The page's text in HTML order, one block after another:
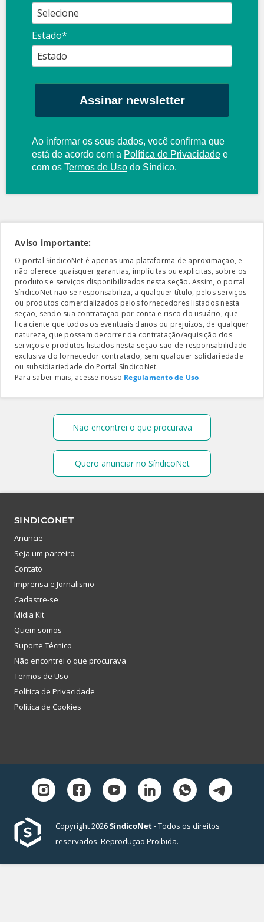
Estado*
Assinar newsletter
Ao informar os seus dados, você confirma que
está de acordo com a Política de Privacidade e
com os Termos de Uso do Síndico.
Aviso importante:
O portal SíndicoNet é apenas uma plataforma de aproximação, e
não oferece quaisquer garantias, implícitas ou explicitas, sobre os
produtos e serviços disponibilizados nesta seção. Assim, o portal
SíndicoNet não se responsabiliza, a qualquer título, pelos serviços
ou produtos comercializados pelos fornecedores listados nesta
seção, sendo sua contratação por conta e risco do usuário, que
fica ciente que todos os eventuais danos ou prejuízos, de qualquer
natureza, que possam decorrer da contratação/aquisição dos
serviços e produtos listados nesta seção são de responsabilidade
exclusiva do fornecedor contratado, sem qualquer solidariedade
ou subsidiariedade do Portal SíndicoNet.
Para saber mais, acesse nosso Regulamento de Uso.
Não encontrei o que procurava
Quero anunciar no SíndicoNet
SINDICONET
Anuncie
Seja um parceiro
Contato
Imprensa e Jornalismo
Cadastre-se
Mídia Kit
Quem somos
Suporte Técnico
Não encontrei o que procurava
Termos de Uso
Política de Privacidade
Política de Cookies
Copyright 2026SíndicoNet- Todos os direitos
reservados. Reprodução Proibida.